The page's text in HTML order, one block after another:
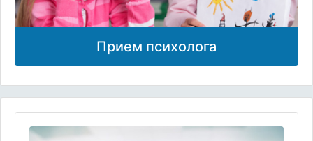
Прием психолога